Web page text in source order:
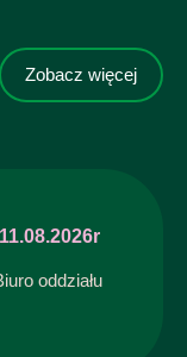
Zobacz więcej
oddziału